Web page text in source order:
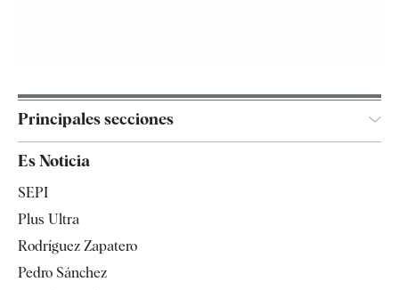
Principales secciones
España
Televisión
Es Noticia
SEPI
Plus Ultra
Rodríguez Zapatero
Pedro Sánchez